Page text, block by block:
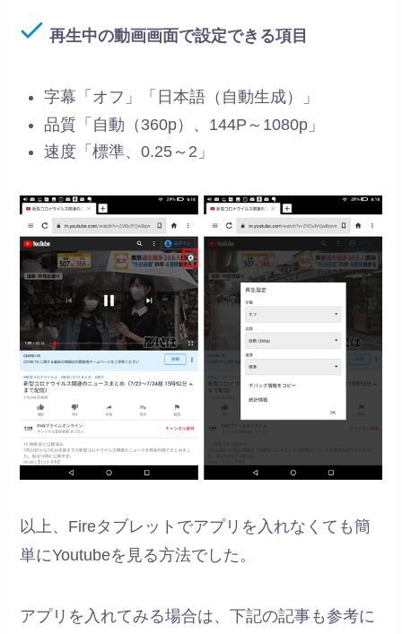
再生中の動画画面で設定できる項目
字幕「オフ」「日本語（自動生成）」
品質「自動（360p）、144P～1080p」
速度「標準、0.25～2」
以上、Fireタブレットでアプリを入れなくても簡
単にYoutubeを見る方法でした。
アプリを入れてみる場合は、下記の記事も参考に